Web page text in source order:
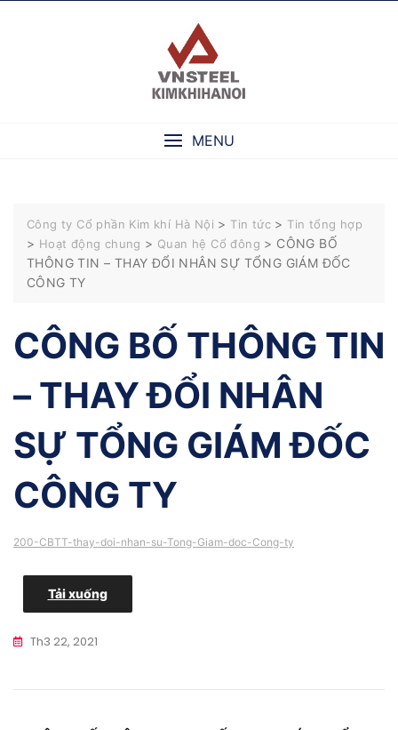
MENU
Công ty Cổ phần Kim khí Hà Nội > Tin tức > Tin tổng hợp
> Hoạt động chung > Quan hệ Cổ đông > CÔNG BỐ
THÔNG TIN – THAY ĐỔI NHÂN SỰ TỔNG GIÁM ĐỐC
CÔNG TY
CÔNG BỐ THÔNG TIN
– THAY ĐỔI NHÂN
SỰ TỔNG GIÁM ĐỐC
CÔNG TY
200-CBTT-thay-doi-nhan-su-Tong-Giam-doc-Cong-ty
Tải xuống
Th3 22, 2021